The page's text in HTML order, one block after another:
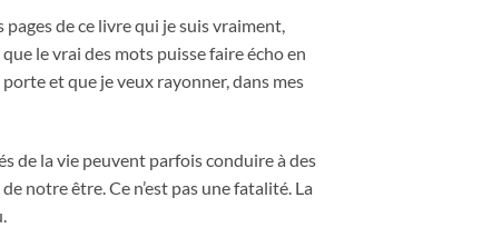
de ce livre qui je suis vraiment,
le vrai des mots puisse faire écho en
et que je veux rayonner, dans mes
de la vie peuvent parfois conduire à des
notre être. Ce n’est pas une fatalité. La